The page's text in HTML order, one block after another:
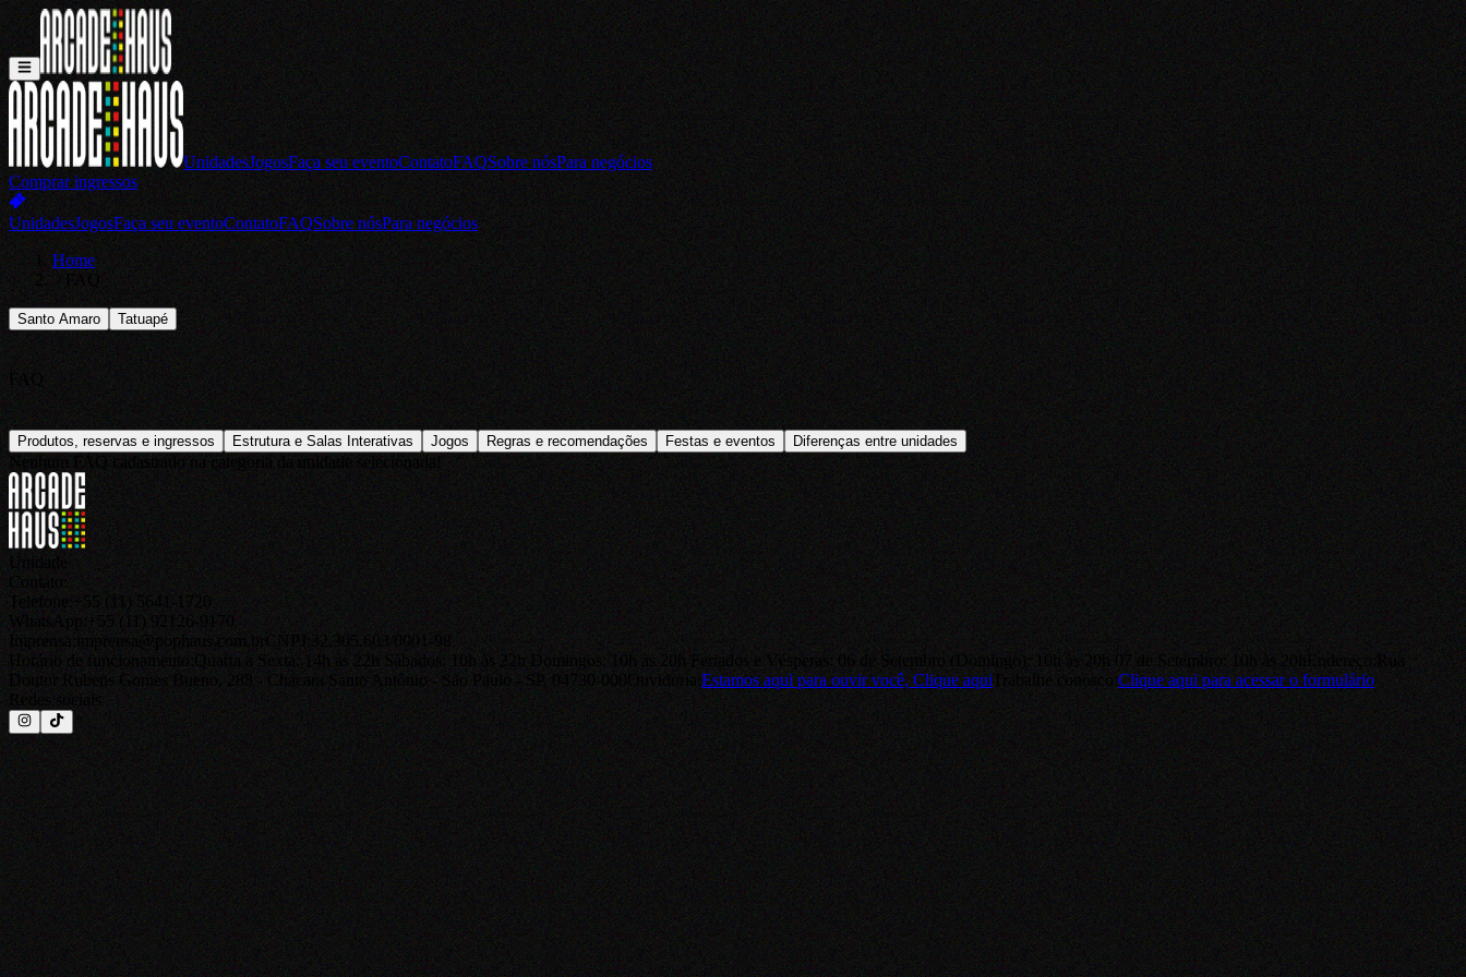
UnidadesJogosFaça seu eventoContatoFAQSobre nósPara negócios
Comprar ingressos
UnidadesJogosFaça seu eventoContatoFAQSobre nósPara negócios
Home
FAQ
Santo Amaro Tatuapé
FAQ
Produtos, reservas e ingressos Estrutura e Salas Interativas Jogos Regras e recomendações Festas e eventos Diferenças entre unidades
Nenhum FAQ cadastrado na categoria da unidade selecionada!
Unidade
Contato:
Telefone: +55 (11) 5641-1720
WhatsApp: +55 (11) 92126-9170
Imprensa: imprensa@pophaus.com.br CNPJ: 32.305.603/0001-98
Horário de funcionamento:
Quarta a Sexta: 14h às 22h Sábados: 10h às 22h Domingos: 10h às 20h Feriados e Vésperas: 06 de Setembro (Domingo): 10h às 20h 07 de Setembro: 10h às 20h Endereço:
Rua
Doutor Rubens Gomes Bueno, 288 - Chácara Santo Antônio - São Paulo - SP, 04730-000 Ouvidoria: Estamos aqui para ouvir você, Clique aquiTrabalhe conosco: Clique aquipara acessar o formulário
Redes sociais